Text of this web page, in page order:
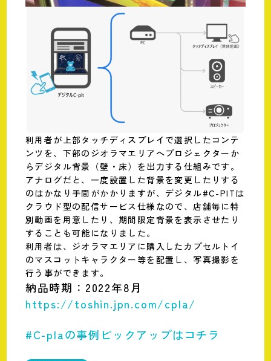
利用者が上部タッチディスプレイで選択したコンテ
ンツを、下部のジオラマエリアへプロジェクターか
らデジタル背景（壁・床）を出力する仕組みです。
アナログだと、一度設置した背景を変更したりする
のはかなり手間がかかりますが、デジタル#C-PITは
クラウド型の配信サービス仕様なので、店舗毎に特
別動画を用意したり、期間限定背景を表示させたり
することも可能になりました。
利用者は、ジオラマエリアに購入したカプセルトイ
のマスコットキャラクター等を配置し、写真撮影を
行う事ができます。
納品時期：2022年8月
https://toshin.jpn.com/cpla/
#C-plaの事例ピックアップはコチラ